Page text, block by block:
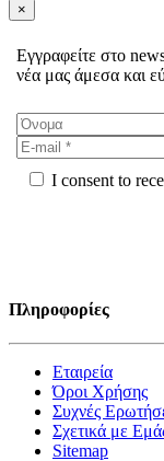
×
Εγγραφείτε στο
νέα μας άμεσα και
I consent to
Πληροφορίες
Εταιρεία
Όροι Χρήσης
Συχνές
Σχετικά με
Sitemap